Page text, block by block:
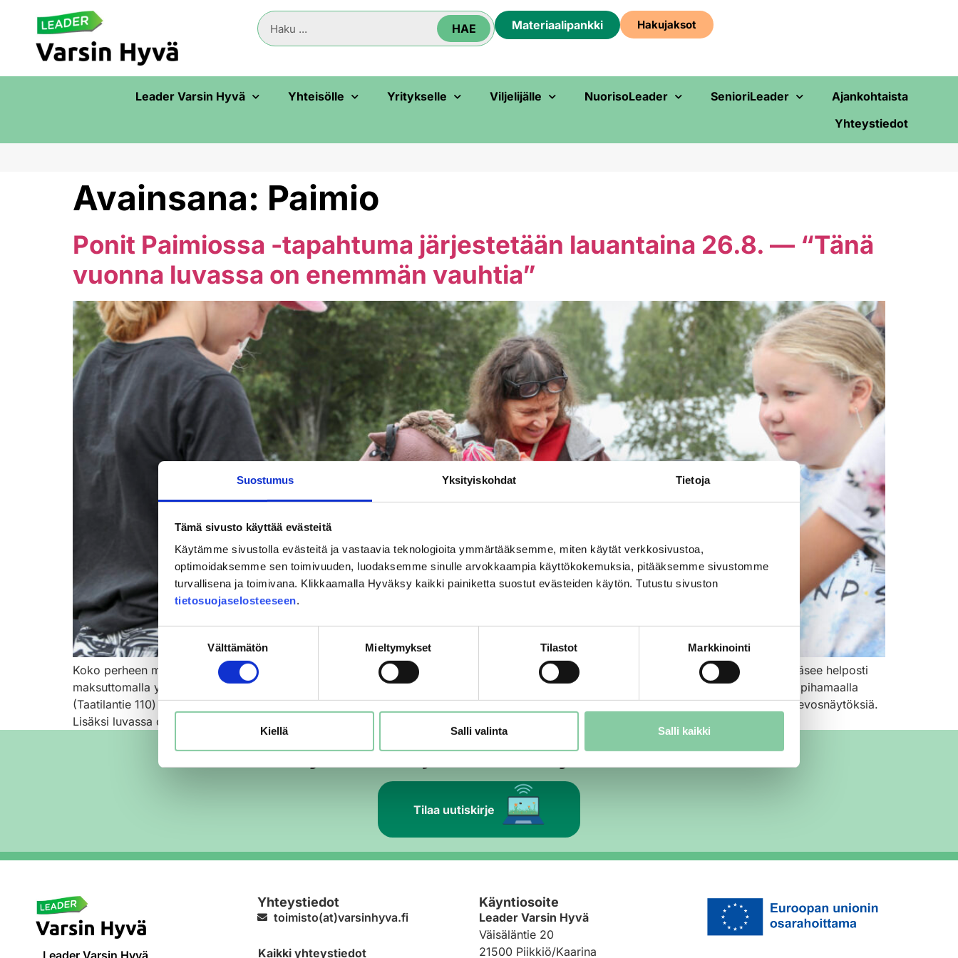
Suostumus Yksityiskohdat Tietoja
Tämä sivusto käyttää evästeitä
Käytämme sivustolla evästeitä ja vastaavia teknologioita ymmärtääksemme, miten käytät verkkosivustoa,
optimoidaksemme sen toimivuuden, luodaksemme sinulle arvokkaampia käyttökokemuksia, pitääksemme sivustomme
turvallisena ja toimivana. Klikkaamalla Hyväksy kaikki painiketta suostut evästeiden käytön. Tutustu sivuston
tietosuojaselosteeseen.
Suostumuksen
valinta
Välttämätön Mieltymykset Tilastot Markkinointi
Kiellä Salli valinta Salli kaikki
HAE Materiaali­pankki Haku­jaksot
Leader Varsin Hyvä Yhteisölle Yritykselle Viljelijälle NuorisoLeader SenioriLeader
Ajankohtaista
Yhteystiedot
Avainsana: Paimio
Ponit Paimiossa -tapahtuma järjestetään lauantaina 26.8. — “Tänä
vuonna luvassa on enemmän vauhtia”
Koko perheen maksuton tapahtuma on täynnä poniaiheista ohjelmaa hevosnäytöksistä kepparien tuunauspajaan. Tapahtumapaikalle pääsee helposti
maksuttomalla yhteiskuljetuksella Paimion keskustasta. Ponit Paimiossa -tapahtuma järjestetään jälleen Paimiossa Ammattiopisto Livian pihamaalla
(Taatilantie 110) lauantaina 26.8 klo 11–15. Maksuttoman tapahtuman ohjelmaan kuuluu muun muassa talutusratsastusta, kärryajelua ja hevosnäytöksiä.
Lisäksi luvassa on paljon puuhastelua keppihevosten kanssa kuten hyppykisat, match show ja […]
Tilaa uutiskirje
Yhteystiedot
toimisto(at)varsinhyva.fi
Kaikki yhteystiedot
Käyntiosoite
Leader Varsin Hyvä
Väisäläntie 20
21500 Piikkiö/Kaarina